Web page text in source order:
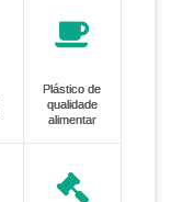
Plástico de
qualidade
alimentar